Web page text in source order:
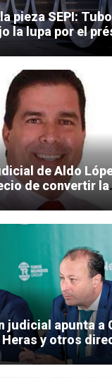
pieza SEPI:
la lupa por el
de Aldo
de convertir la
en arma
judicial apunta a
Heras y otros
en el